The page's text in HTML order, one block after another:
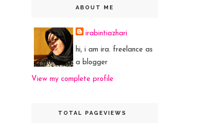
ABOUT ME
irabintiazhari
hi, i am ira. freelance as
a blogger
View my complete profile
TOTAL PAGEVIEWS